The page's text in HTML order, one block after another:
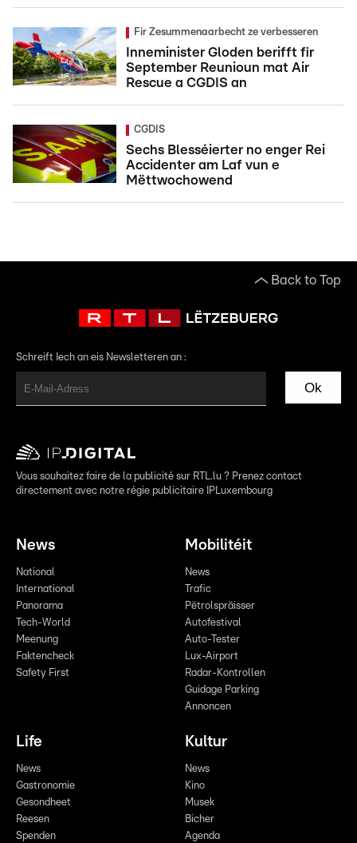
Fir Zesummenaarbecht ze verbesseren
Inneminister Gloden berifft fir
September Reunioun mat Air
Rescue a CGDIS an
CGDIS
Sechs Blesséierter no enger Rei
Accidenter am Laf vun e
Mëttwochowend
Back to Top
Schreift Iech an eis Newsletteren an :
Ok
Vous souhaitez faire de la publicité sur RTL.lu ? Prenez contact
directement avec notre régie publicitaire IPLuxembourg
News
National
International
Panorama
Tech-World
Meenung
Faktencheck
Safety First
Mobilitéit
News
Trafic
Pëtrolspräisser
Autofestival
Auto-Tester
Lux-Airport
Radar-Kontrollen
Guidage Parking
Annoncen
Life
News
Gastronomie
Gesondheet
Reesen
Spenden
Kultur
News
Kino
Musek
Bicher
Agenda